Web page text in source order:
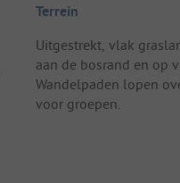
Terrein
Uitgestrekt, vlak
aan de bosrand en op
Wandelpaden lopen
voor groepen.